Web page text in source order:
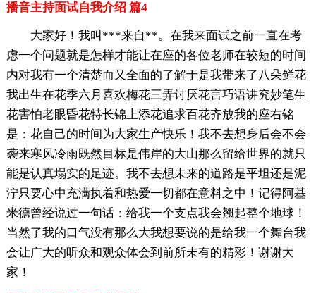
播音主持面试自我介绍 篇4
大家好！我叫***来自**。在我来面试之前一直在考
虑一个问题就是怎样才能让在座的各位老师在较短的时间
内对我有一个清楚而又全面的了解于是我带来了八朵鲜花
我出生在花季六月喜欢梅花三弄讨厌花言巧语讲究妙笔生
花害怕老眼昏花特长锦上添花追求百花齐放我的座右铭
是：花自己的时间为大家生产快乐！我不去想身后会不会
袭来寒风冷雨既然目标是伟岸的大山那么留给世界的就只
能是认真塌实的足迹。我不去想未来的道路是平坦还是泥
泞只要心中充满执着和热爱一切都在意料之中！记得阿基
米德曾经说过一句话：给我一个支点我会翘起整个地球！
当然了我的口气没有那么大我想要说的是给我一个舞台我
会让广大的听众和观众体会到前所未有的精彩！谢谢大
家！